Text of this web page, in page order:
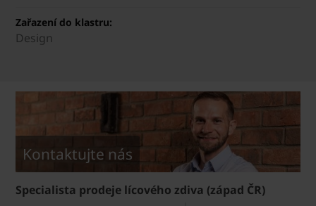
Zařazení do klastru:
Design
Kontaktujte nás
Specialista prodeje lícového zdiva (západ ČR)